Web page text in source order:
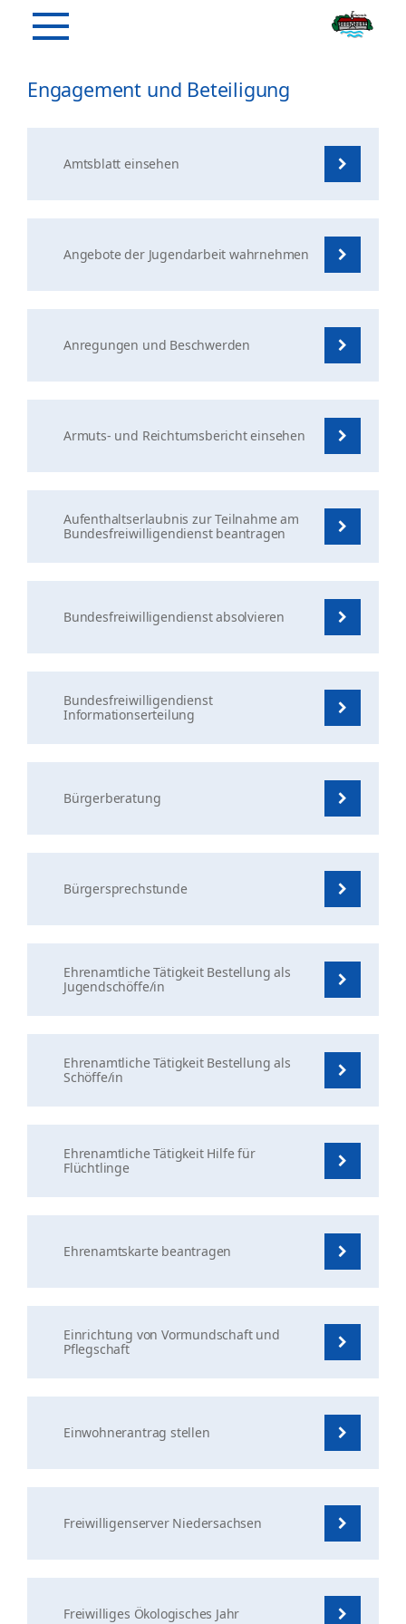
Engagement und Beteiligung
Amtsblatt einsehen
Angebote der Jugendarbeit wahrnehmen
Anregungen und Beschwerden
Armuts- und Reichtumsbericht einsehen
Aufenthaltserlaubnis zur Teilnahme am
Bundesfreiwilligendienst beantragen
Bundesfreiwilligendienst absolvieren
Bundesfreiwilligendienst
Informationserteilung
Bürgerberatung
Bürgersprechstunde
Ehrenamtliche Tätigkeit Bestellung als
Jugendschöffe/in
Ehrenamtliche Tätigkeit Bestellung als
Schöffe/in
Ehrenamtliche Tätigkeit Hilfe für
Flüchtlinge
Ehrenamtskarte beantragen
Einrichtung von Vormundschaft und
Pflegschaft
Einwohnerantrag stellen
Freiwilligenserver Niedersachsen
Freiwilliges Ökologisches Jahr